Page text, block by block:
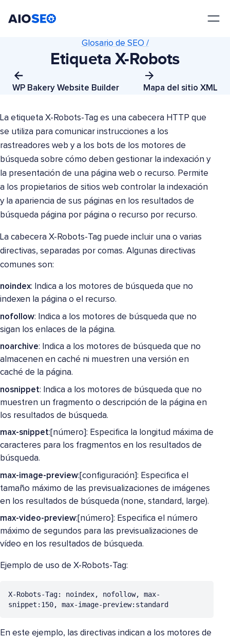
WP Bakery Website Builder
Glosario de SEO /
Etiqueta X-Robots
Mapa del sitio XML
La etiqueta X-Robots-Tag es una cabecera HTTP que
se utiliza para comunicar instrucciones a los
rastreadores web y a los bots de los motores de
búsqueda sobre cómo deben gestionar la indexación y
la presentación de una página web o recurso. Permite
a los propietarios de sitios web controlar la indexación
y la apariencia de sus páginas en los resultados de
búsqueda página por página o recurso por recurso.
La cabecera X-Robots-Tag puede incluir una o varias
directivas, separadas por comas. Algunas directivas
comunes son:
noindex: Indica a los motores de búsqueda que no
indexen la página o el recurso.
nofollow: Indica a los motores de búsqueda que no
sigan los enlaces de la página.
noarchive: Indica a los motores de búsqueda que no
almacenen en caché ni muestren una versión en
caché de la página.
nosnippet: Indica a los motores de búsqueda que no
muestren un fragmento o descripción de la página en
los resultados de búsqueda.
max-snippet:[número]: Especifica la longitud máxima de
caracteres para los fragmentos en los resultados de
búsqueda.
max-image-preview:[configuración]: Especifica el
tamaño máximo de las previsualizaciones de imágenes
en los resultados de búsqueda (none, standard, large).
max-video-preview:[número]: Especifica el número
máximo de segundos para las previsualizaciones de
vídeo en los resultados de búsqueda.
Ejemplo de uso de X-Robots-Tag:
X-Robots-Tag: noindex, nofollow, max-
snippet:150, max-image-preview:standard
En este ejemplo, las directivas indican a los motores de